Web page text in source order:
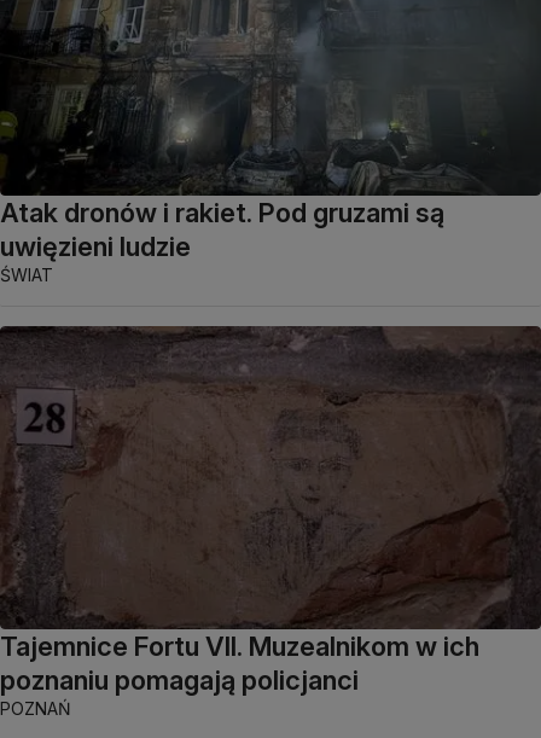
Atak dronów i rakiet. Pod gruzami są
uwięzieni ludzie
ŚWIAT
Tajemnice Fortu VII. Muzealnikom w ich
poznaniu pomagają policjanci
POZNAŃ